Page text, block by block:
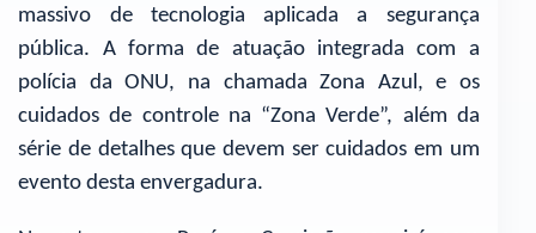
massivo de tecnologia aplicada a segurança
pública. A forma de atuação integrada com a
polícia da ONU, na chamada Zona Azul, e os
cuidados de controle na “Zona Verde”, além da
série de detalhes que devem ser cuidados em um
evento desta envergadura.